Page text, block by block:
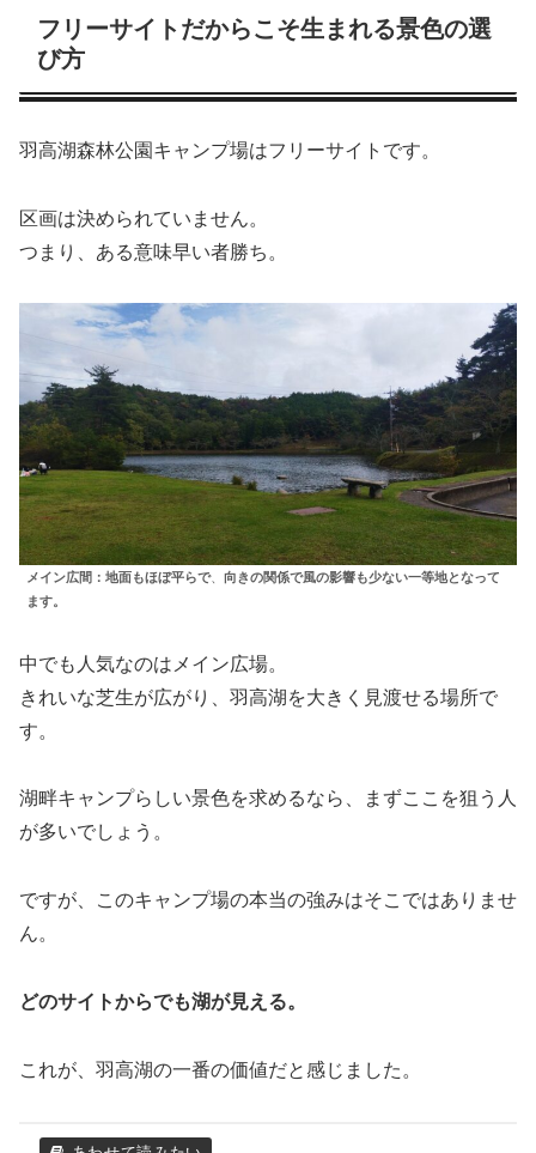
フリーサイトだからこそ生まれる景色の選
び方
羽高湖森林公園キャンプ場はフリーサイトです。
区画は決められていません。
つまり、ある意味早い者勝ち。
メイン広間：地面もほぼ平らで、 向きの関係で風の影響も少ない一等地となって
ます。
中でも人気なのはメイン広場。
きれいな芝生が広がり、羽高湖を大きく見渡せる場所で
す。
湖畔キャンプらしい景色を求めるなら、まずここを狙う人
が多いでしょう。
ですが、このキャンプ場の本当の強みはそこではありませ
ん。
どのサイトからでも湖が見える。
これが、羽高湖の一番の価値だと感じました。